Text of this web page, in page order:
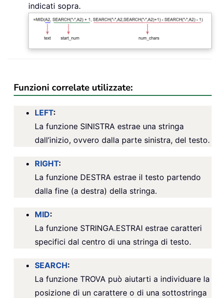
indicati sopra.
Funzioni correlate utilizzate:
LEFT:
La funzione SINISTRA estrae una stringa
dall’inizio, ovvero dalla parte sinistra, del testo.
RIGHT:
La funzione DESTRA estrae il testo partendo
dalla fine (a destra) della stringa.
MID:
La funzione STRINGA.ESTRAI estrae caratteri
specifici dal centro di una stringa di testo.
SEARCH:
La funzione TROVA può aiutarti a individuare la
posizione di un carattere o di una sottostringa